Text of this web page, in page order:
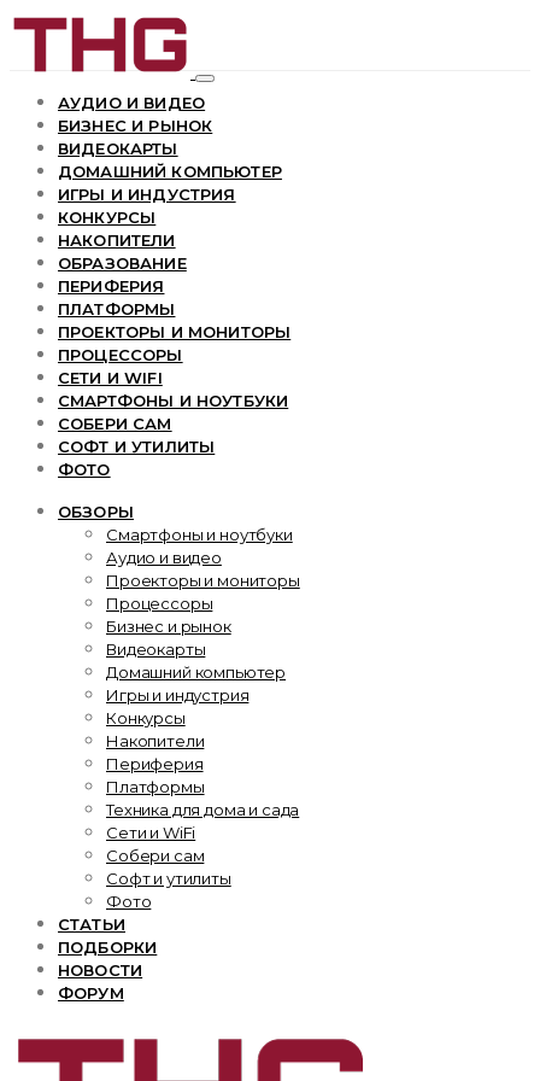
АУДИО И ВИДЕО
БИЗНЕС И РЫНОК
ВИДЕОКАРТЫ
ДОМАШНИЙ КОМПЬЮТЕР
ИГРЫ И ИНДУСТРИЯ
КОНКУРСЫ
НАКОПИТЕЛИ
ОБРАЗОВАНИЕ
ПЕРИФЕРИЯ
ПЛАТФОРМЫ
ПРОЕКТОРЫ И МОНИТОРЫ
ПРОЦЕССОРЫ
СЕТИ И WIFI
СМАРТФОНЫ И НОУТБУКИ
СОБЕРИ САМ
СОФТ И УТИЛИТЫ
ФОТО
ОБЗОРЫ
Смартфоны и ноутбуки
Аудио и видео
Проекторы и мониторы
Процессоры
Бизнес и рынок
Видеокарты
Домашний компьютер
Игры и индустрия
Конкурсы
Накопители
Периферия
Платформы
Техника для дома и сада
Сети и WiFi
Собери сам
Софт и утилиты
Фото
СТАТЬИ
ПОДБОРКИ
НОВОСТИ
ФОРУМ